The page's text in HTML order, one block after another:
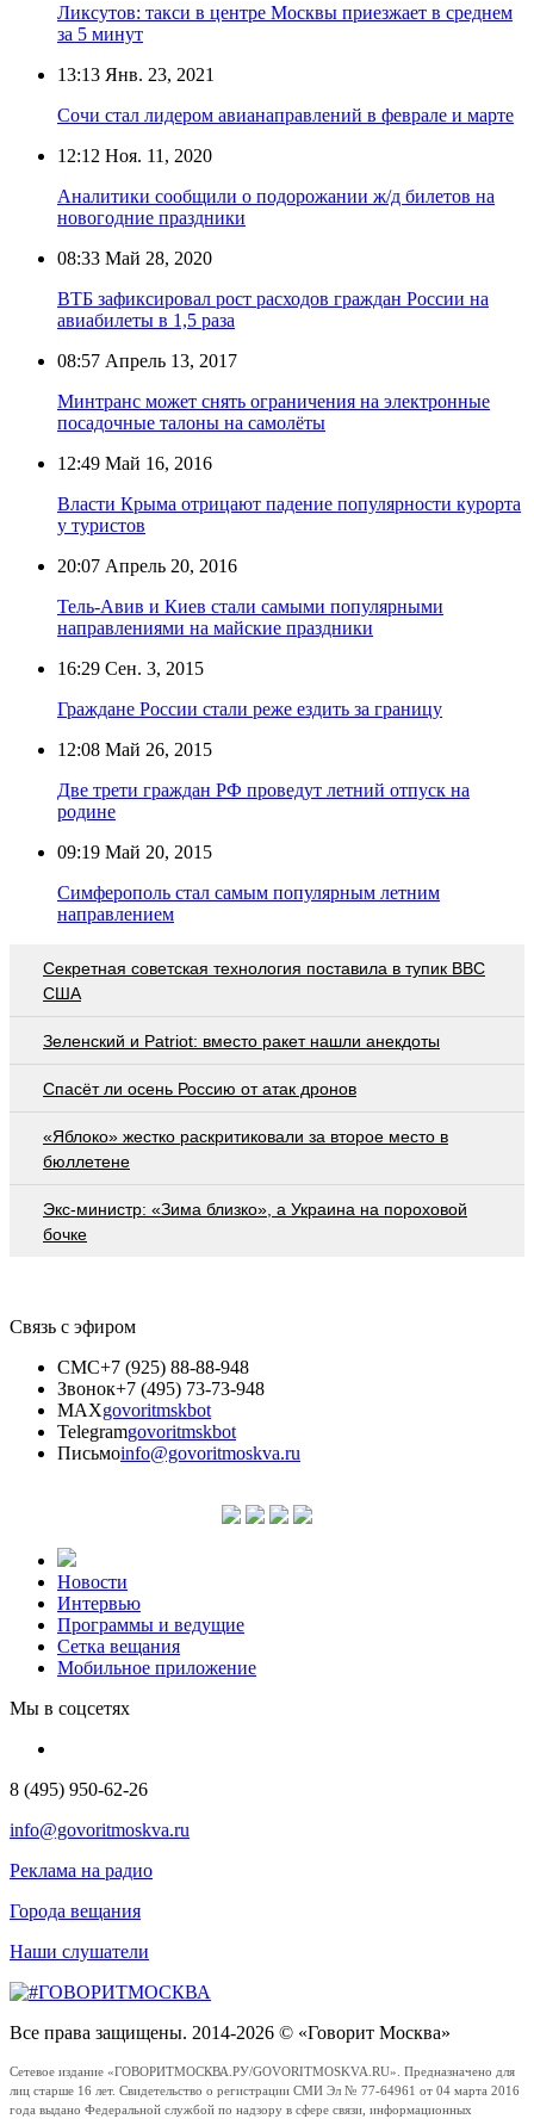
Ликсутов: такси в центре Москвы приезжает в среднем
за 5 минут
13:13 Янв. 23, 2021
Сочи стал лидером авианаправлений в феврале и марте
12:12 Ноя. 11, 2020
Аналитики сообщили о подорожании ж/д билетов на
новогодние праздники
08:33 Май 28, 2020
ВТБ зафиксировал рост расходов граждан России на
авиабилеты в 1,5 раза
08:57 Апрель 13, 2017
Минтранс может снять ограничения на электронные
посадочные талоны на самолёты
12:49 Май 16, 2016
Власти Крыма отрицают падение популярности курорта
у туристов
20:07 Апрель 20, 2016
Тель-Авив и Киев стали самыми популярными
направлениями на майские праздники
16:29 Сен. 3, 2015
Граждане России стали реже ездить за границу
12:08 Май 26, 2015
Две трети граждан РФ проведут летний отпуск на
родине
09:19 Май 20, 2015
Симферополь стал самым популярным летним
направлением
Секретная советская технология поставила в тупик ВВС
США
Зеленский и Patriot: вместо ракет нашли анекдоты
Спасёт ли осень Россию от атак дронов
«Яблоко» жестко раскритиковали за второе место в
бюллетене
Экс-министр: «Зима близко», а Украина на пороховой
бочке
Связь с эфиром
СМС+7 (925) 88-88-948
Звонок+7 (495) 73-73-948
MAXgovoritmskbot
Telegramgovoritmskbot
Письмоinfo@govoritmoskva.ru
Новости
Интервью
Программы и ведущие
Сетка вещания
Мобильное приложение
Мы в соцсетях
8 (495) 950-62-26
info@govoritmoskva.ru
Реклама на радио
Города вещания
Наши слушатели
Все права защищены. 2014-2026 © «Говорит Москва»
Сетевое издание «ГОВОРИТМОСКВА.РУ/GOVORITMOSKVA.RU». Предназначено для
лиц старше 16 лет. Свидетельство о регистрации СМИ Эл № 77-64961 от 04 марта 2016
года выдано Федеральной службой по надзору в сфере связи, информационных